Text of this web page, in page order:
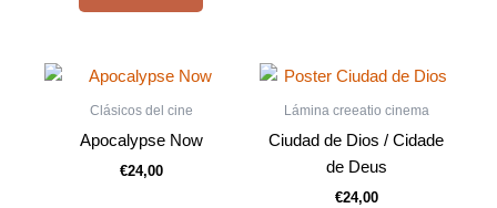
Clásicos del cine
Apocalypse Now
€24,00
Lámina creeatio cinema
Ciudad de Dios / Cidade
de Deus
€24,00